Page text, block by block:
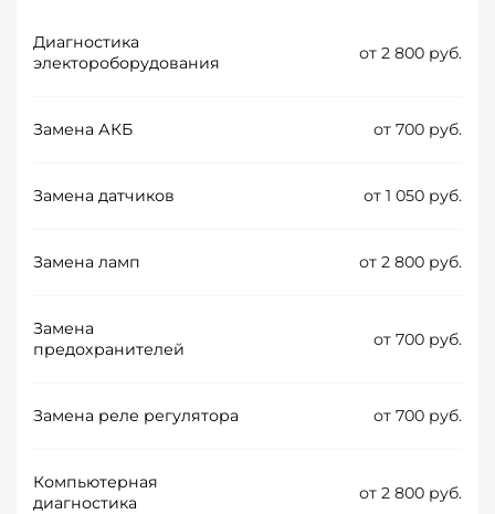
Диагностика
электороборудования
от 2 800 руб.
Замена АКБ от 700 руб.
Замена датчиков от 1 050 руб.
Замена ламп от 2 800 руб.
Замена
предохранителей
от 700 руб.
Замена реле регулятора от 700 руб.
Компьютерная
диагностика
от 2 800 руб.